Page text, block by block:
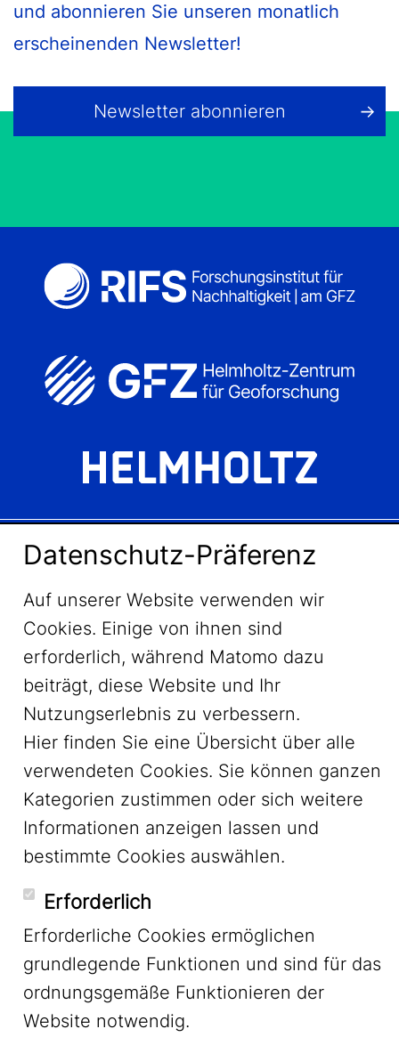
und abonnieren Sie unseren monatlich
erscheinenden Newsletter!
Newsletter abonnieren
LinkedIn
YouTube
Mastodon
Bluesky
Footer Menu Impressum
Datenschutz-Präferenz
Auf unserer Website verwenden wir
Cookies. Einige von ihnen sind
erforderlich, während Matomo dazu
beiträgt, diese Website und Ihr
Nutzungserlebnis zu verbessern.
Hier finden Sie eine Übersicht über alle
verwendeten Cookies. Sie können ganzen
Kategorien zustimmen oder sich weitere
Informationen anzeigen lassen und
bestimmte Cookies auswählen.
Erforderlich
Erforderliche Cookies ermöglichen
grundlegende Funktionen und sind für das
ordnungsgemäße Funktionieren der
Website notwendig.